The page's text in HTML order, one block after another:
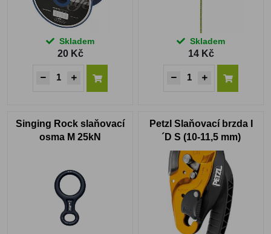
Skladem
20 Kč
Skladem
14 Kč
Singing Rock slaňovací
osma M 25kN
Petzl Slaňovací brzda I
´D S (10-11,5 mm)